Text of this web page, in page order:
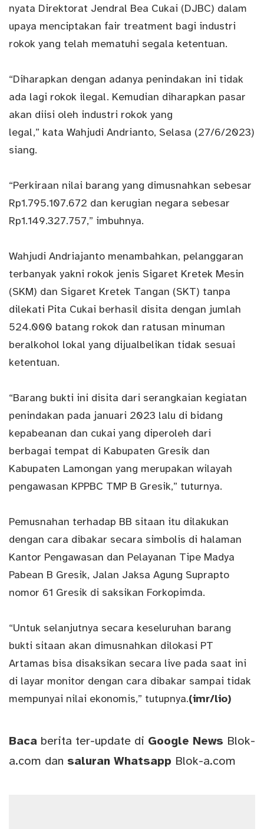
nyata Direktorat Jendral Bea Cukai (DJBC) dalam
upaya menciptakan fair treatment bagi industri
rokok yang telah mematuhi segala ketentuan.
“Diharapkan dengan adanya penindakan ini tidak
ada lagi rokok ilegal. Kemudian diharapkan pasar
akan diisi oleh industri rokok yang
legal,” kata Wahjudi Andrianto, Selasa (27/6/2023)
siang.
“Perkiraan nilai barang yang dimusnahkan sebesar
Rp1.795.107.672 dan kerugian negara sebesar
Rp1.149.327.757,” imbuhnya.
Wahjudi Andriajanto menambahkan, pelanggaran
terbanyak yakni rokok jenis Sigaret Kretek Mesin
(SKM) dan Sigaret Kretek Tangan (SKT) tanpa
dilekati Pita Cukai berhasil disita dengan jumlah
524.000 batang rokok dan ratusan minuman
beralkohol lokal yang dijualbelikan tidak sesuai
ketentuan.
“Barang bukti ini disita dari serangkaian kegiatan
penindakan pada januari 2023 lalu di bidang
kepabeanan dan cukai yang diperoleh dari
berbagai tempat di Kabupaten Gresik dan
Kabupaten Lamongan yang merupakan wilayah
pengawasan KPPBC TMP B Gresik,” tuturnya.
Pemusnahan terhadap BB sitaan itu dilakukan
dengan cara dibakar secara simbolis di halaman
Kantor Pengawasan dan Pelayanan Tipe Madya
Pabean B Gresik, Jalan Jaksa Agung Suprapto
nomor 61 Gresik di saksikan Forkopimda.
“Untuk selanjutnya secara keseluruhan barang
bukti sitaan akan dimusnahkan dilokasi PT
Artamas bisa disaksikan secara live pada saat ini
di layar monitor dengan cara dibakar sampai tidak
mempunyai nilai ekonomis,” tutupnya.(imr/lio)
Baca berita ter-update di Google News Blok-
a.com dan saluran Whatsapp Blok-a.com